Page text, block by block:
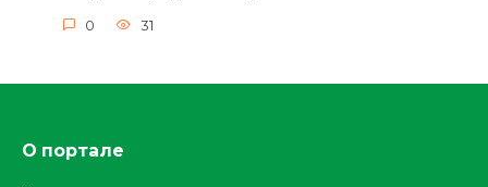
0 31
О портале